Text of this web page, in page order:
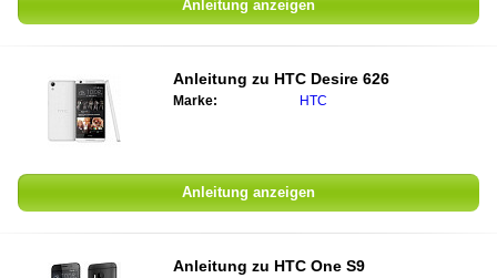
Anleitung anzeigen
Anleitung zu HTC Desire 626
Marke: HTC
Anleitung anzeigen
Anleitung zu HTC One S9